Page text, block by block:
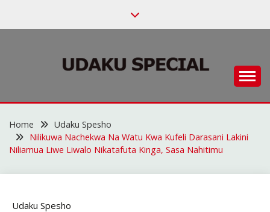
UDAKU SPECIAL
Home
Udaku Spesho
Nilikuwa Nachekwa Na Watu Kwa Kufeli Darasani Lakini
Niliamua Liwe Liwalo Nikatafuta Kinga, Sasa Nahitimu
Udaku Spesho